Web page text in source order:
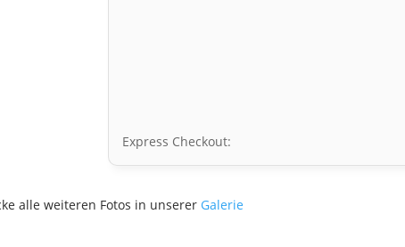
Express Checkout:
alle weiteren Fotos in unserer Galerie